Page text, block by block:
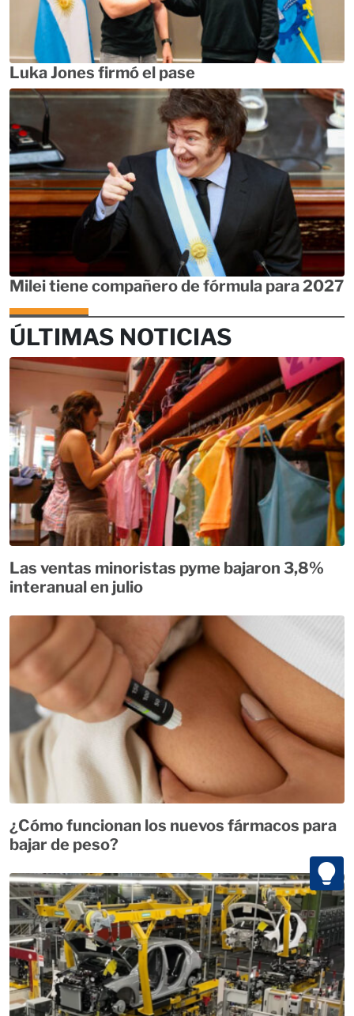
Luka Jones firmó el pase
Milei tiene compañero de fórmula para 2027
ÚLTIMAS NOTICIAS
Las ventas minoristas pyme bajaron 3,8%
interanual en julio
¿Cómo funcionan los nuevos fármacos para
bajar de peso?